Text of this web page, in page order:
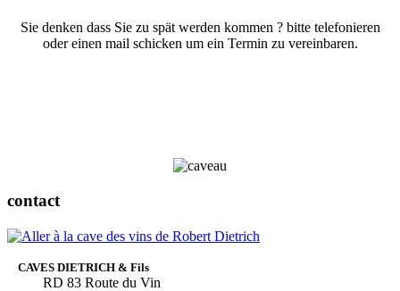
Sie denken dass Sie zu spät werden kommen ? bitte telefonieren
oder einen mail schicken um ein Termin zu vereinbaren.
contact
CAVES DIETRICH & Fils
RD 83 Route du Vin